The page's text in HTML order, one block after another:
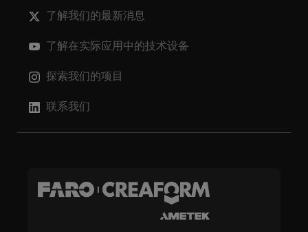
了解我们的最新消息
了解在实际应用中的技术设备
探索我们的项目
联系我们